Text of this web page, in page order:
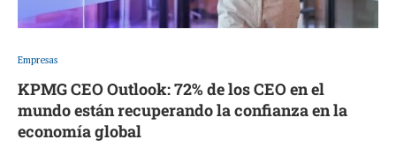
Empresas
KPMG CEO Outlook: 72% de los CEO en el
mundo están recuperando la confianza en la
economía global